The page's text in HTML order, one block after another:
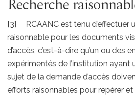
Recherche
[3] RCAANC est tenu d’effectuer
raisonnable pour les documents
d’accès, c’est-à-dire qu’un ou des
expérimentés de l’institution ayant
sujet de la demande d’accès
efforts raisonnables pour repérer